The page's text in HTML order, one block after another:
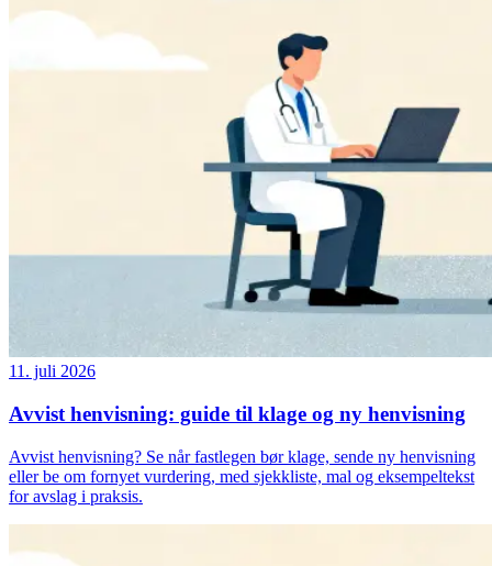
11. juli 2026
Avvist henvisning: guide til klage og ny henvisning
Avvist henvisning? Se når fastlegen bør klage, sende ny henvisning
eller be om fornyet vurdering, med sjekkliste, mal og eksempeltekst
for avslag i praksis.